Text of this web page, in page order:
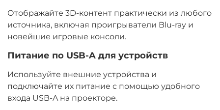
Отображайте 3D-контент практически из любого
источника, включая проигрыватели Blu-ray и
новейшие игровые консоли.
Питание по USB-A для устройств
Используйте внешние устройства и
подключайте их питание с помощью удобного
входа USB-A на проекторе.